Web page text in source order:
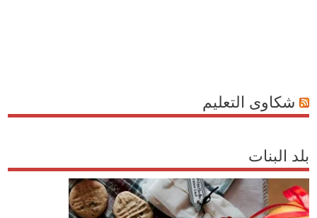
شكاوى التعليم
بلد البنات